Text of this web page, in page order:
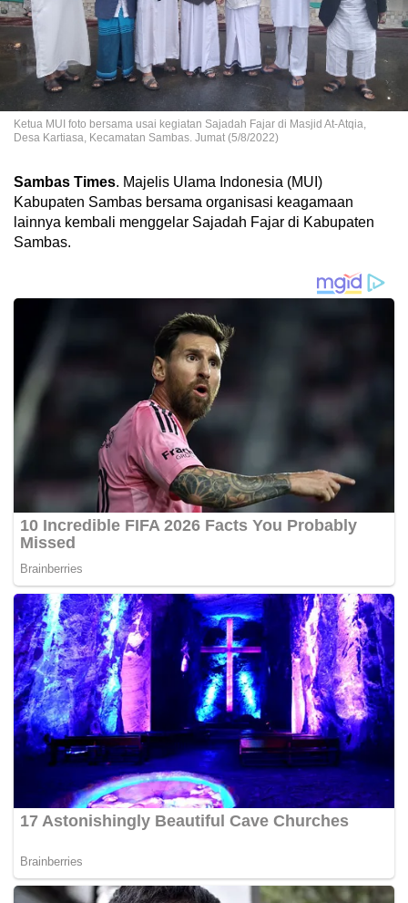
Ketua MUI foto bersama usai kegiatan Sajadah Fajar di Masjid At-Atqia,
Desa Kartiasa, Kecamatan Sambas. Jumat (5/8/2022)
Sambas Times. Majelis Ulama Indonesia (MUI)
Kabupaten Sambas bersama organisasi keagamaan
lainnya kembali menggelar Sajadah Fajar di Kabupaten
Sambas.